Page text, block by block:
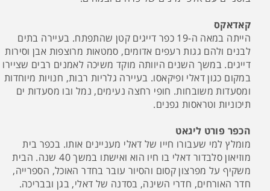
קאדאקס
הייתה במאה ה-19 כפר דייגים קטן שהתפתח. בעיירה בתים
לבנים ולהם גגות רעפים אדומים, סמטאות מרוצפות אבן וסירות
דייגים. במשך השנים היוותה מוקד משיכה לאמנים רבים שציירו
במקום כגון דאלי ופיקאסו. בעיירה גלריות רבות, חנויות מיוחדות
ומסעדות משובחות. חופי רחצה נעימים, נמל ובו מסעדות ים
תיכוניות וטראסות גפנים.
הכפר פורט ליגאט
מומלץ למי שעבורו חייו של דאלי מעניינים אותו. בכפר בית
מוזיאון סלבדור דאלי בו חיו הוא ואישתו במשך 40 שנה. הבית
משקיף על מפרצון קסום והסיור עובר בחדר האוכל, הספרייה,
חדר האורחים, חדרי השינה, בסדנה של דאלי, בגן ובבריכה.